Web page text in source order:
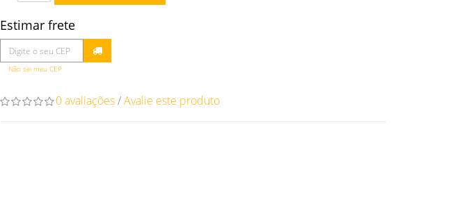
Estimar frete
Não sei meu CEP
0 avaliações/Avalie este produto